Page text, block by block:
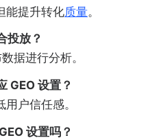
能提升转化质量。
投放？
据进行分析。
GEO 设置？
户信任感。
设置吗？